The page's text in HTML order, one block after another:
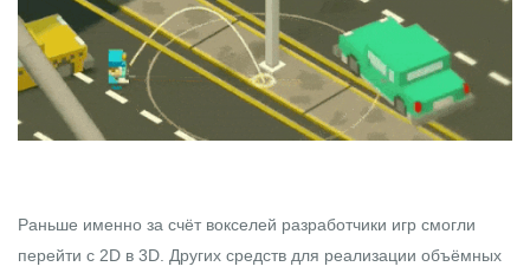
Раньше именно за счёт вокселей разработчики игр смогли
перейти с 2D в 3D. Других средств для реализации объёмных